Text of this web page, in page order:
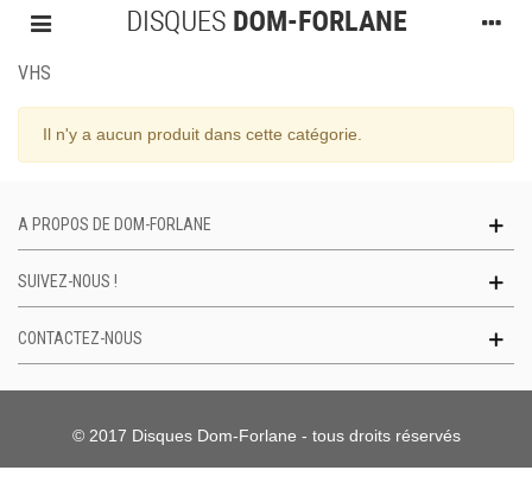
VHS
Il n'y a aucun produit dans cette catégorie.
A PROPOS DE DOM-FORLANE
SUIVEZ-NOUS !
CONTACTEZ-NOUS
© 2017 Disques Dom-Forlane - tous droits réservés